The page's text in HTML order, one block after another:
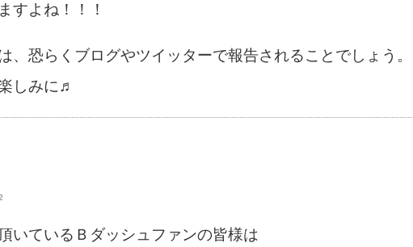
すよね！！！
、恐らくブログやツイッターで報告されることでしょう。
しみに♬
いているＢダッシュファンの皆様は